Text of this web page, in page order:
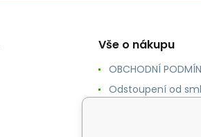
Vše o nákupu
OBCHODNÍ
Odstoupení od